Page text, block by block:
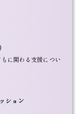
に関わる支援につい
ション